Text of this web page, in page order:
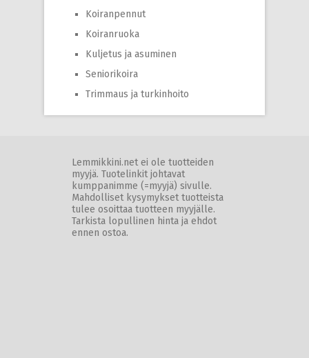
Koiranpennut
Koiranruoka
Kuljetus ja asuminen
Seniorikoira
Trimmaus ja turkinhoito
Lemmikkini.net ei ole tuotteiden
myyjä. Tuotelinkit johtavat
kumppanimme (=myyjä) sivulle.
Mahdolliset kysymykset tuotteista
tulee osoittaa tuotteen myyjälle.
Tarkista lopullinen hinta ja ehdot
ennen ostoa.